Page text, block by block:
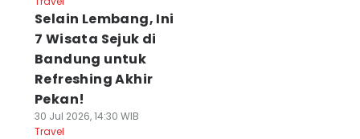
Selain Lembang, Ini
7 Wisata Sejuk di
Bandung untuk
Refreshing Akhir
Pekan!
30 Jul 2026, 14:30 WIB
Travel